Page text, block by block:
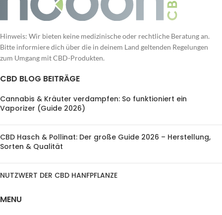
Hinweis: Wir bieten keine medizinische oder rechtliche Beratung an.
Bitte informiere dich über die in deinem Land geltenden Regelungen
zum Umgang mit CBD-Produkten.
CBD BLOG BEITRÄGE
Cannabis & Kräuter verdampfen: So funktioniert ein
Vaporizer (Guide 2026)
CBD Hasch & Pollinat: Der große Guide 2026 – Herstellung,
Sorten & Qualität
NUTZWERT DER CBD HANFPFLANZE
MENU